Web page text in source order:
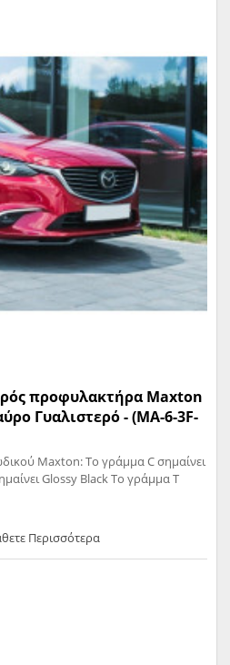
προφυλακτήρα Maxton
Γυαλιστερό - (MA-6-3F-
Maxton: Το γράμμα C σημαίνει
Glossy Black Το γράμμα T
Περισσότερα